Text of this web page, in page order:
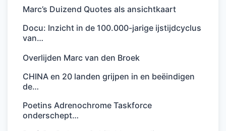
Marc’s Duizend Quotes als ansichtkaart
Docu: Inzicht in de 100.000-jarige ijstijdcyclus
van…
Overlijden Marc van den Broek
CHINA en 20 landen grijpen in en beëindigen
de…
Poetins Adrenochrome Taskforce
onderschept…